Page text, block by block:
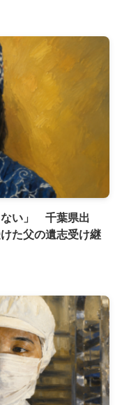
ない」 千葉県出
た父の遺志受け継